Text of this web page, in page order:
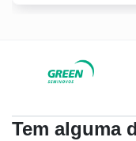
Tem alguma